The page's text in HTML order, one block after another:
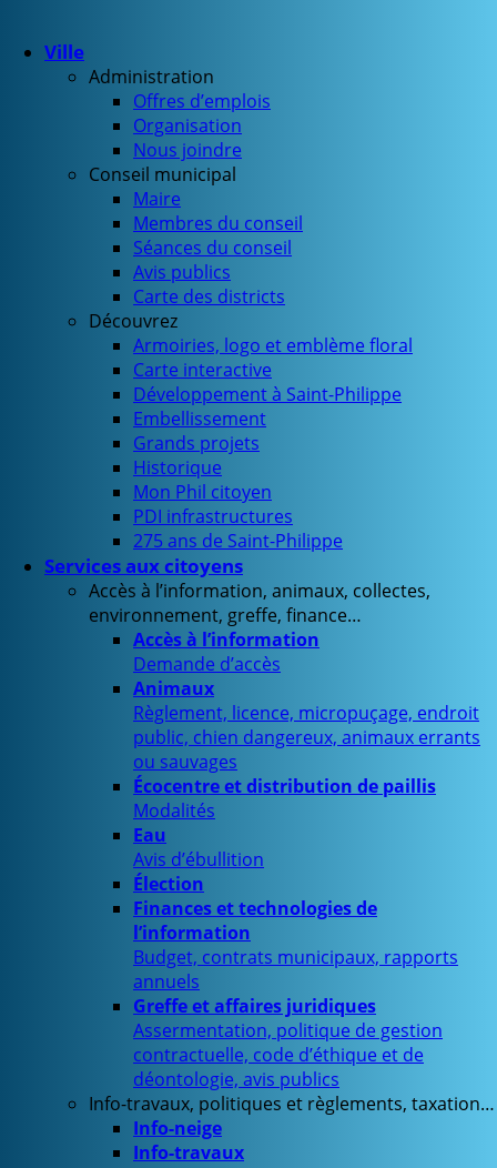
Ville
Administration
Offres d’emplois
Organisation
Nous joindre
Conseil municipal
Maire
Membres du conseil
Séances du conseil
Avis publics
Carte des districts
Découvrez
Armoiries, logo et emblème floral
Carte interactive
Développement à Saint-Philippe
Embellissement
Grands projets
Historique
Mon Phil citoyen
PDI infrastructures
275 ans de Saint-Philippe
Services aux citoyens
Accès à l’information, animaux, collectes,
environnement, greffe, finance…
Accès à l’information
Demande d’accès
Animaux
Règlement, licence, micropuçage, endroit
public, chien dangereux, animaux errants
ou sauvages
Écocentre et distribution de paillis
Modalités
Eau
Avis d’ébullition
Élection
Finances et technologies de
l’information
Budget, contrats municipaux, rapports
annuels
Greffe et affaires juridiques
Assermentation, politique de gestion
contractuelle, code d’éthique et de
déontologie, avis publics
Info-travaux, politiques et règlements, taxation…
Info-neige
Info-travaux